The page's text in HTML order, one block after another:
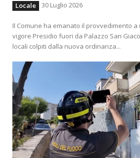
Locale 30 Luglio 2026
Il Comune ha emanato il provvedimento a
vigore Presidio fuori da Palazzo San
locali colpiti dalla nuova ordinanza...